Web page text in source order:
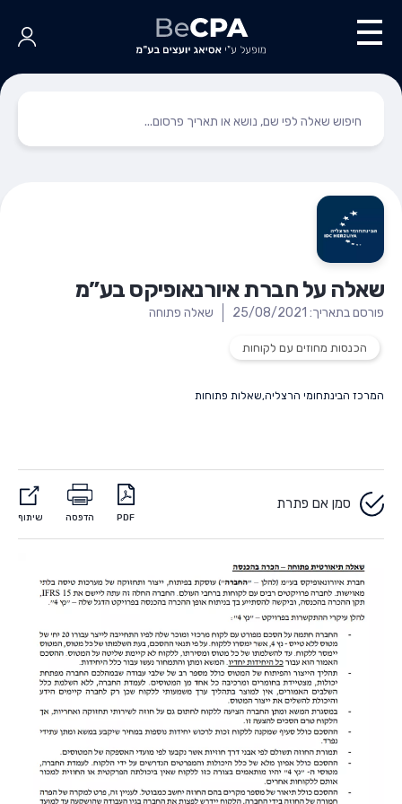
שאלה על חברת איורנאופיקס בע”מ
פורסם בתאריך: 25/08/2021 שאלה פתוחה
הכנסות מחוזים עם לקוחות
המרכז הבינתחומי הרצליה,שאלות פתוחות
סמן אם פתרת
PDF הדפסה שיתוף